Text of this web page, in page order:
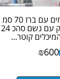
זוג מיכלים למים עם ברז 70 סמ
אורך כולל פקק עם נשם סהכ 24
₪600